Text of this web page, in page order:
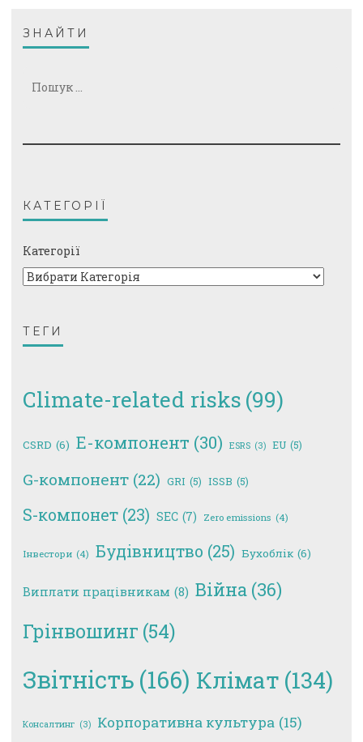
ЗНАЙТИ
КАТЕГОРІЇ
Категорії
ТЕГИ
Climate-related risks (99)
CSRD (6) E-компонент (30) ESRS (3) EU (5)
G-компонент (22) GRI (5) ISSB (5)
S-компонет (23) SEC (7) Zero emissions (4)
Інвестори (4) Будівництво (25) Бухоблік (6)
Виплати працівникам (8) Війна (36)
Грінвошинг (54)
Звітність (166) Клімат (134)
Консалтинг (3) Корпоративна культура (15)